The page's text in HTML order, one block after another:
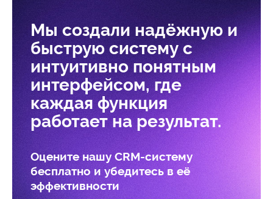
Мы создали надёжную и
быструю систему с
интуитивно понятным
интерфейсом, где
каждая функция
работает на результат.
Оцените нашу CRM-систему
бесплатно и убедитесь в её
эффективности